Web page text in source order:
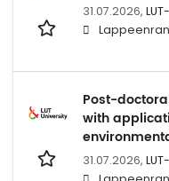
31.07.2026,
Post-
with
31.07.2026,